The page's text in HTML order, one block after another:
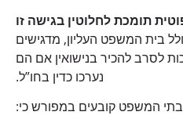
תומכת לחלוטין בגישה זו
המשפט העליון, מדגישים
לסרב להכיר בנישואין אם הם
נערכו כדין בחו”ל.
המשפט קובעים במפורש כי: